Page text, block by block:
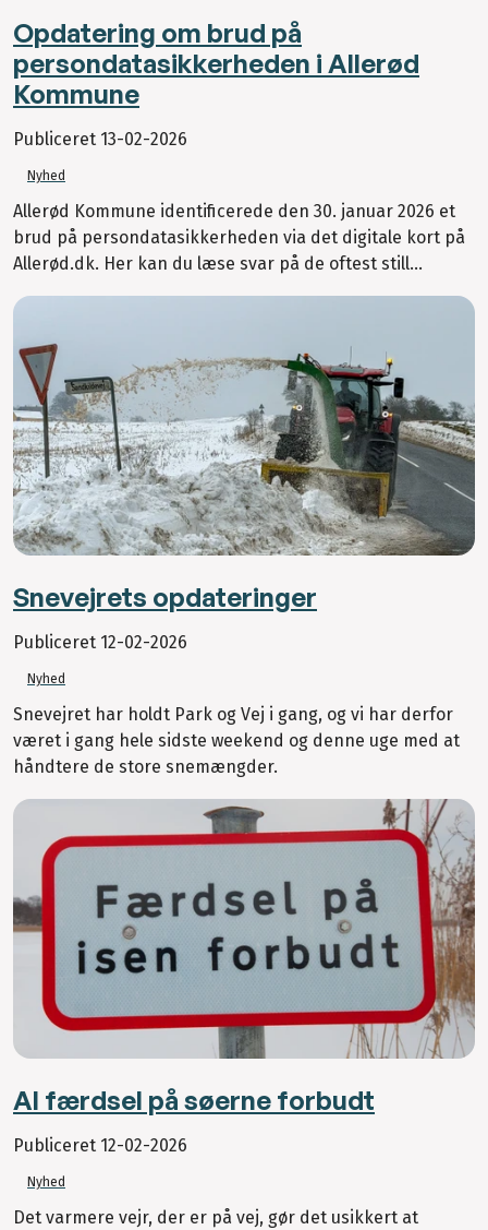
Opdatering om brud på
persondatasikkerheden i Allerød
Kommune
Publiceret 13-02-2026
Nyhed
Allerød Kommune identificerede den 30. januar 2026 et
brud på persondatasikkerheden via det digitale kort på
Allerød.dk. Her kan du læse svar på de oftest still...
Snevejrets opdateringer
Publiceret 12-02-2026
Nyhed
Snevejret har holdt Park og Vej i gang, og vi har derfor
været i gang hele sidste weekend og denne uge med at
håndtere de store snemængder.
Al færdsel på søerne forbudt
Publiceret 12-02-2026
Nyhed
Det varmere vejr, der er på vej, gør det usikkert at